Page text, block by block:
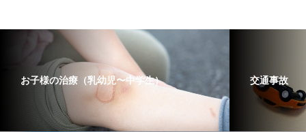
お子様の治療（乳幼児〜中学生） 交通事故